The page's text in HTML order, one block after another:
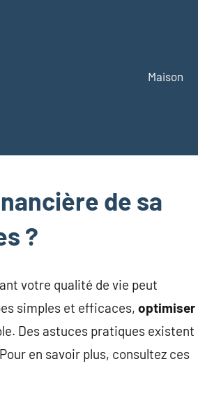
Maison
de sa
?
votre qualité de vie peut
simples et efficaces, optimiser
Des astuces pratiques existent
en savoir plus, consultez ces